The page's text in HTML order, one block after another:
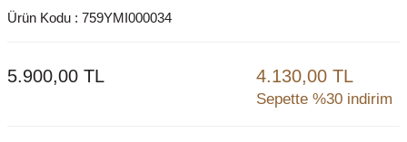
Ürün Kodu : 759YMI000034
5.900,00 TL 4.130,00 TL
Sepette %30 indirim